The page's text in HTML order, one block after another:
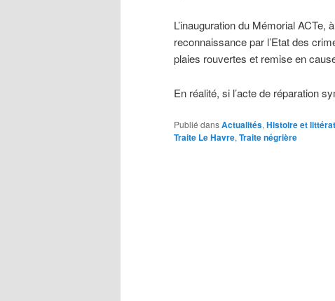
L’inauguration du Mémorial ACTe,
reconnaissance par l’Etat des
plaies rouvertes et remise en
En réalité, si l’acte de réparation
Publié dansActualités, Histoire et
Traite Le Havre, Traite négrière